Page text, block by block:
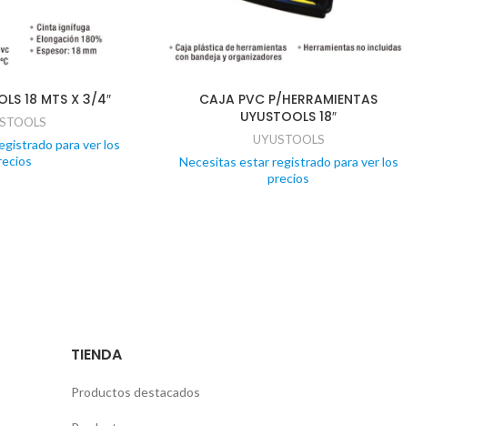
18 MTS X 3/4″
para ver los
CAJA PVC P/HERRAMIENTAS
UYUSTOOLS 18″
UYUSTOOLS
Necesitas estar registrado para ver los
precios
TIENDA
Productos destacados